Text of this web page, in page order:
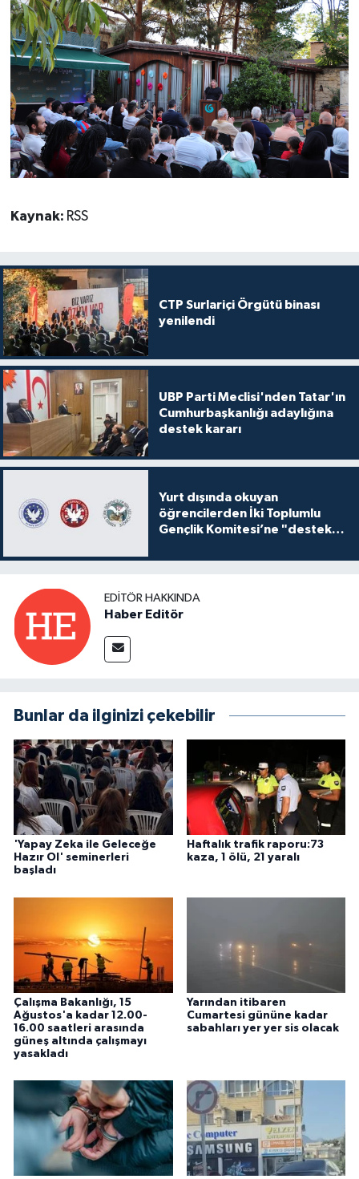
Kaynak: RSS
CTP Surlariçi Örgütü binası
yenilendi
UBP Parti Meclisi'nden Tatar'ın
Cumhurbaşkanlığı adaylığına
destek kararı
Yurt dışında okuyan
öğrencilerden İki Toplumlu
Gençlik Komitesi’ne "destek
EDITÖR HAKKINDA
Haber Editör
Bunlar da ilginizi çekebilir
'Yapay Zeka ile Geleceğe
Hazır Ol' seminerleri
başladı
Haftalık trafik raporu:73
kaza, 1 ölü, 21 yaralı
Çalışma Bakanlığı, 15
Ağustos'a kadar 12.00-
16.00 saatleri arasında
güneş altında çalışmayı
yasakladı
Yarından itibaren
Cumartesi gününe kadar
sabahları yer yer sis olacak